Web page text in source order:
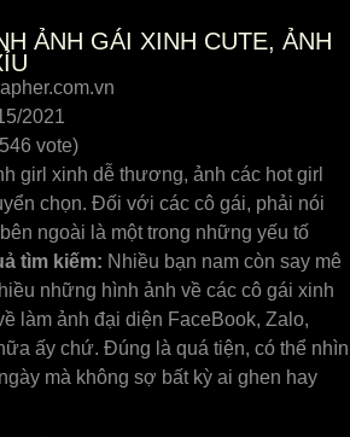
ẢNH GÁI XINH CUTE, ẢNH
2021
vote)
girl xinh dễ thương, ảnh các hot girl
chọn. Đối với các cô gái, phải nói
ngoài là một trong những yếu tố
tìm kiếm: Nhiều bạn nam còn say mê
những hình ảnh về các cô gái xinh
làm ảnh đại diện FaceBook, Zalo,
ấy chứ. Đúng là quá tiện, có thể nhìn
mà không sợ bất kỳ ai ghen hay